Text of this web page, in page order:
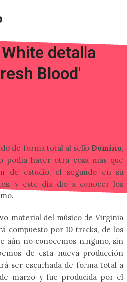
detalla
Blood'
de forma total al sello Domino,
podía hacer otra cosa mas que
de estudio, el segundo en su
y este día dio a conocer los
material del músico de Virginia
compuesto por 10 tracks, de los
aún no conocemos ninguno, sin
de esta nueva producción
ser escuchada de forma total a
marzo y fue producida por el